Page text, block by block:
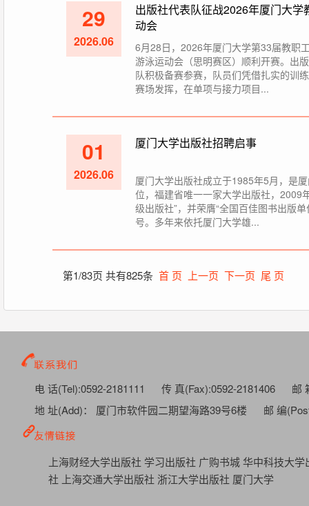
29
2026.06
出版社代表队征战2026年厦门大学
动会
6月28日，2026年厦门大学第33届教职
游泳运动会（思明赛区）顺利开赛。出
队积极备赛参赛，队员们凭借扎实的训
赛场发挥，在单项与接力项目...
01
2026.06
厦门大学出版社招聘启事
厦门大学出版社成立于1985年5月，是
位，福建省唯一一家大学出版社，2009
级出版社”，并荣膺“全国百佳图书出版
号。多年来依托厦门大学雄...
第1/83页 共有825条 首 页 上一页 下一页 尾 页
电 话(Tel):0592-2181111 传 真(Fax):0592-2181406
邮
地 址(Add)： 厦门市软件园二期望海路39号6楼
邮 编
上海财经大学出版社 学习出版社 广购书城华中科技大
社 上海交通大学出版社 浙江大学出版社 厦门大学